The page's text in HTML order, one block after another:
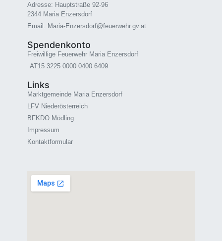
Adresse: Hauptstraße 92-96
2344 Maria Enzersdorf
Email: Maria-Enzersdorf@feuerwehr.gv.at
Spendenkonto
Freiwillige Feuerwehr Maria Enzersdorf
AT15 3225 0000 0400 6409
Links
Marktgemeinde Maria Enzersdorf
LFV Niederösterreich
BFKDO Mödling
Impressum
Kontaktformular